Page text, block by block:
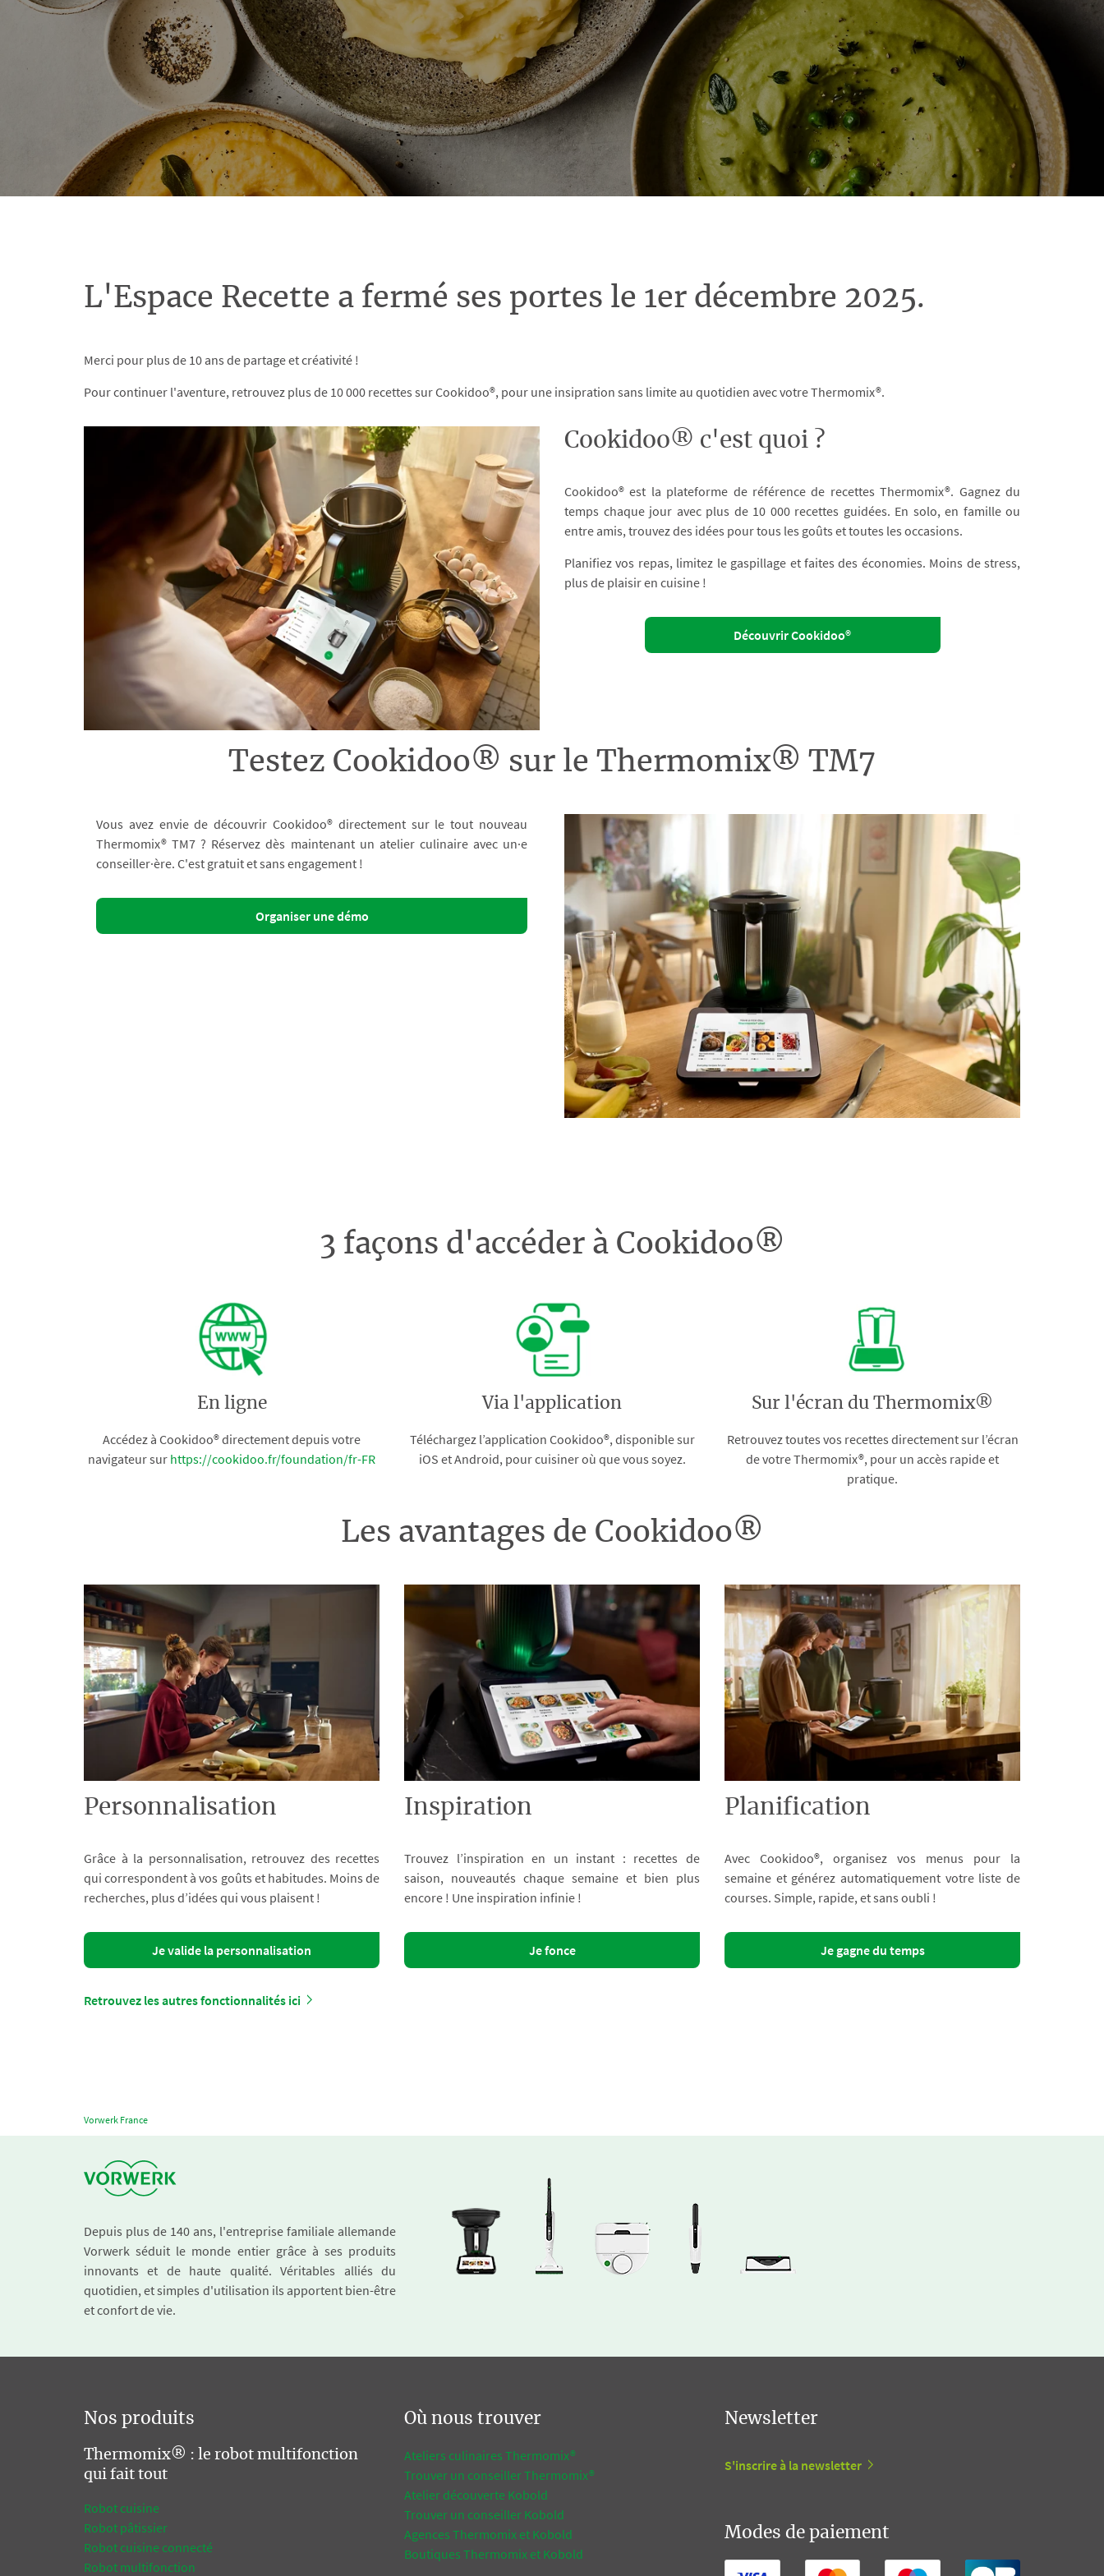
L'Espace Recette a fermé ses portes le 1er décembre 2025.
Merci pour plus de 10 ans de partage et créativité !
Pour continuer l'aventure, retrouvez plus de 10 000 recettes sur Cookidoo®, pour une insipration sans limite au quotidien avec votre Thermomix®.
Cookidoo® c'est quoi ?
Cookidoo® est la plateforme de référence de recettes Thermomix®. Gagnez du
temps chaque jour avec plus de 10 000 recettes guidées. En solo, en famille ou
entre amis, trouvez des idées pour tous les goûts et toutes les occasions.
Planifiez vos repas, limitez le gaspillage et faites des économies. Moins de stress,
plus de plaisir en cuisine !
Découvrir Cookidoo®
Testez Cookidoo® sur le Thermomix® TM7
Vous avez envie de découvrir Cookidoo® directement sur le tout nouveau
Thermomix® TM7 ? Réservez dès maintenant un atelier culinaire avec un·e
conseiller·ère. C'est gratuit et sans engagement !
Organiser une démo
3 façons d'accéder à Cookidoo®
En ligne
Accédez à Cookidoo® directement depuis votre
navigateur sur https://cookidoo.fr/foundation/fr-FR
Via l'application
Téléchargez l’application Cookidoo®, disponible sur
iOS et Android, pour cuisiner où que vous soyez.
Sur l'écran du Thermomix®
Retrouvez toutes vos recettes directement sur l’écran
de votre Thermomix®, pour un accès rapide et
pratique.
Les avantages de Cookidoo®
Personnalisation
Grâce à la personnalisation, retrouvez des recettes
qui correspondent à vos goûts et habitudes. Moins de
recherches, plus d’idées qui vous plaisent !
Je valide la personnalisation
Inspiration
Trouvez l’inspiration en un instant : recettes de
saison, nouveautés chaque semaine et bien plus
encore ! Une inspiration infinie !
Je fonce
Planification
Avec Cookidoo®, organisez vos menus pour la
semaine et générez automatiquement votre liste de
courses. Simple, rapide, et sans oubli !
Je gagne du temps
Retrouvez les autres fonctionnalités ici
Vorwerk France
Depuis plus de 140 ans, l'entreprise familiale allemande
Vorwerk séduit le monde entier grâce à ses produits
innovants et de haute qualité. Véritables alliés du
quotidien, et simples d'utilisation ils apportent bien-être
et confort de vie.
Nos produits
Thermomix® : le robot multifonction
qui fait tout
Robot cuisine
Robot pâtissier
Robot cuisine connecté
Robot multifonction
Où nous trouver
Ateliers culinaires Thermomix®
Trouver un conseiller Thermomix®
Atelier découverte Kobold
Trouver un conseiller Kobold
Agences Thermomix et Kobold
Boutiques Thermomix et Kobold
Newsletter
S'inscrire à la newsletter
Modes de paiement